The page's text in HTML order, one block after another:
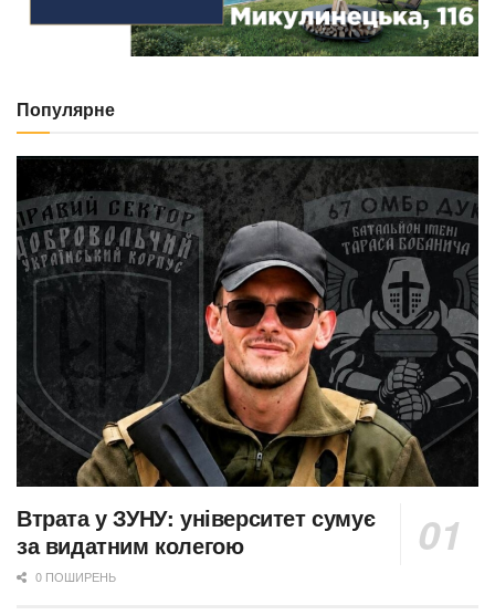
Популярне
Втрата у ЗУНУ: університет сумує
за видатним колегою
0 ПОШИРЕНЬ